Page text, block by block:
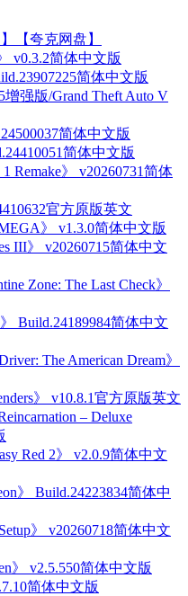
【夸克网盘】
v0.3.2简体中文版
简体中文版
强版/Grand Theft Auto V
简体中文版
简体中文版
Remake》 v20260731简体
官方原版英文
》 v1.3.0简体中文版
III》 v20260715简体中文
Zone: The Last Check》
Build.24189984简体中文
The American Dream》
》 v10.8.1官方原版英文
– Deluxe
Red 2》 v2.0.9简体中文
》 Build.24223834简体中
》 v20260718简体中文
》 v2.5.550简体中文版
简体中文版